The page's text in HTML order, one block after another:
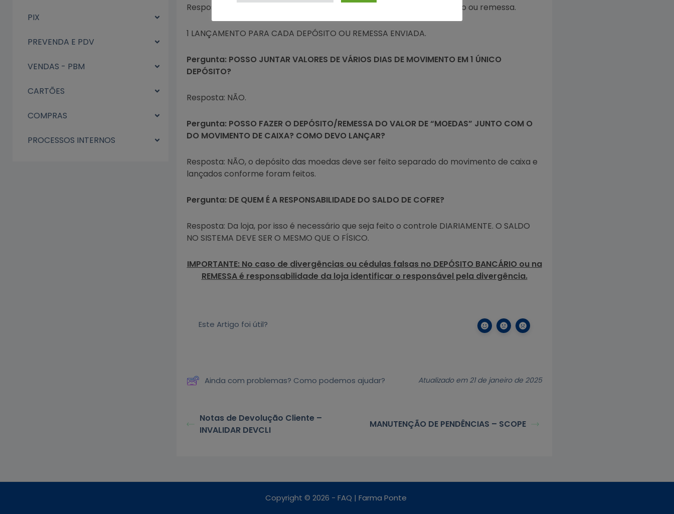
PIX
PREVENDA E PDV
VENDAS - PBM
CARTÕES
COMPRAS
PROCESSOS INTERNOS
Resposta: Deve fazer de acordo com os depósitos realizados no banco ou remessa.
1 LANÇAMENTO PARA CADA DEPÓSITO OU REMESSA ENVIADA.
Pergunta: POSSO JUNTAR VALORES DE VÁRIOS DIAS DE MOVIMENTO EM 1 ÚNICO
DEPÓSITO?
Resposta: NÃO.
Pergunta: POSSO FAZER O DEPÓSITO/REMESSA DO VALOR DE “MOEDAS” JUNTO COM O
DO MOVIMENTO DE CAIXA? COMO DEVO LANÇAR?
Resposta: NÃO, o depósito das moedas deve ser feito separado do movimento de caixa e
lançados conforme foram feitos.
Pergunta: DE QUEM É A RESPONSABILIDADE DO SALDO DE COFRE?
Resposta: Da loja, por isso é necessário que seja feito o controle DIARIAMENTE. O SALDO
NO SISTEMA DEVE SER O MESMO QUE O FÍSICO.
IMPORTANTE: No caso de divergências ou cédulas falsas no DEPÓSITO BANCÁRIO ou na
REMESSA é responsabilidade da loja identificar o responsável pela divergência.
Este Artigo foi útil?
Ainda com problemas? Como podemos ajudar? Atualizado em 21 de janeiro de 2025
Notas de Devolução Cliente –
INVALIDAR DEVCLI
MANUTENÇÃO DE PENDÊNCIAS – SCOPE
Copyright © 2026 - FAQ | Farma Ponte